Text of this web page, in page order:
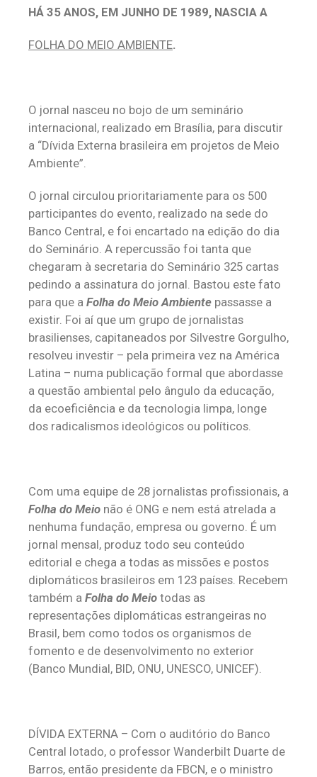
HÁ 35 ANOS, EM JUNHO DE 1989, NASCIA A
FOLHA DO MEIO AMBIENTE.
O jornal nasceu no bojo de um seminário
internacional, realizado em Brasília, para discutir
a “Dívida Externa brasileira em projetos de Meio
Ambiente”.
O jornal circulou prioritariamente para os 500
participantes do evento, realizado na sede do
Banco Central, e foi encartado na edição do dia
do Seminário. A repercussão foi tanta que
chegaram à secretaria do Seminário 325 cartas
pedindo a assinatura do jornal. Bastou este fato
para que a Folha do Meio Ambiente passasse a
existir. Foi aí que um grupo de jornalistas
brasilienses, capitaneados por Silvestre Gorgulho,
resolveu investir – pela primeira vez na América
Latina – numa publicação formal que abordasse
a questão ambiental pelo ângulo da educação,
da ecoeficiência e da tecnologia limpa, longe
dos radicalismos ideológicos ou políticos.
Com uma equipe de 28 jornalistas profissionais, a
Folha do Meio não é ONG e nem está atrelada a
nenhuma fundação, empresa ou governo. É um
jornal mensal, produz todo seu conteúdo
editorial e chega a todas as missões e postos
diplomáticos brasileiros em 123 países. Recebem
também a Folha do Meio todas as
representações diplomáticas estrangeiras no
Brasil, bem como todos os organismos de
fomento e de desenvolvimento no exterior
(Banco Mundial, BID, ONU, UNESCO, UNICEF).
DÍVIDA EXTERNA – Com o auditório do Banco
Central lotado, o professor Wanderbilt Duarte de
Barros, então presidente da FBCN, e o ministro